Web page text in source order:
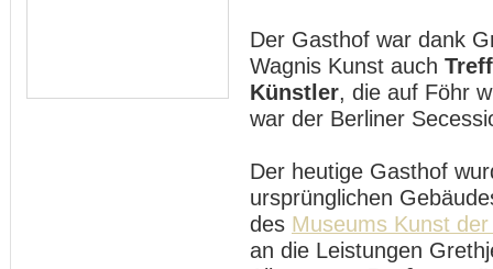
Der Gasthof war dank
Wagnis Kunst auch
Künstler, die auf Föhr
war der Berliner
Der heutige Gasthof
ursprünglichen
des Museums Kunst
an die Leistungen